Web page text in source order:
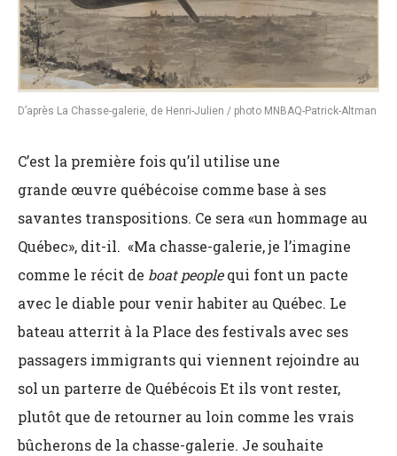
D’après La Chasse-galerie, de Henri-Julien / photo MNBAQ-Patrick-Altman
C’est la première fois qu’il utilise une
grande œuvre québécoise comme base à ses
savantes transpositions. Ce sera «un hommage au
Québec», dit-il. «Ma chasse-galerie, je l’imagine
comme le récit de boat peoplequi font un pacte
avec le diable pour venir habiter au Québec. Le
bateau atterrit à la Place des festivals avec ses
passagers immigrants qui viennent rejoindre au
sol un parterre de Québécois Et ils vont rester,
plutôt que de retourner au loin comme les vrais
bûcherons de la chasse-galerie. Je souhaite